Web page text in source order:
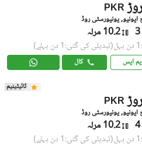
PKR
یونیورسٹی روڈ
3 10.2 مرلہ
(تبدیلی کی گئی:1 دن پہلے)
ایس کال
ٹائیٹینیم
PKR
یونیورسٹی روڈ
4 10.2 مرلہ
(تبدیلی کی گئی:1 دن پہلے)